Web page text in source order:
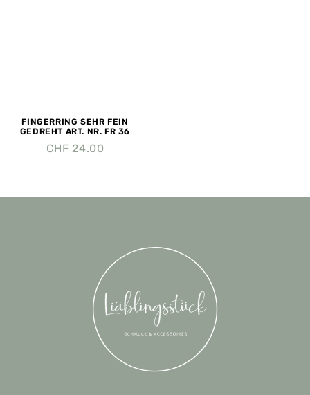
FINGERRING SEHR FEIN
GEDREHT ART. NR. FR 36
CHF 24.00